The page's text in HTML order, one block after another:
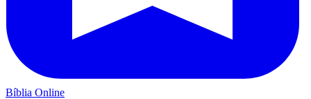
Bíblia Online